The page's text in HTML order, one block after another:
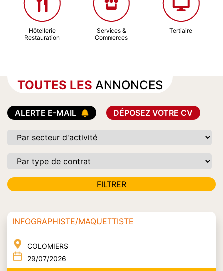
Hôtellerie
Restauration
Services &
Commerces
Tertiaire
TOUTES LES ANNONCES
ALERTE E-MAIL DÉPOSEZ VOTRE CV
INFOGRAPHISTE/MAQUETTISTE
COLOMIERS
29/07/2026